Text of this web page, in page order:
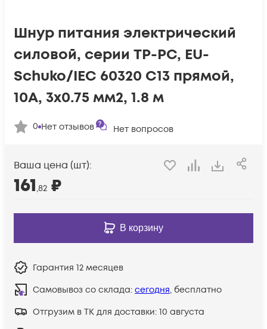
Шнур питания электрический
силовой, серии TP-PC, EU-
Schuko/IEC 60320 С13 прямой,
10A, 3х0.75 мм2, 1.8 м
0 Нет отзывов Нет вопросов
Ваша цена (шт):
161,82 ₽
В корзину
Гарантия 12 месяцев
Самовывоз со склада: сегодня, бесплатно
Отгрузим в ТК для доставки: 10 августа